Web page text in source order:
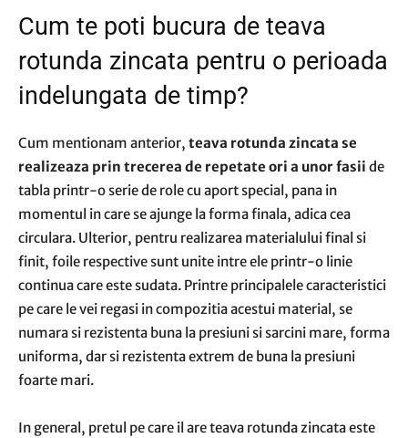
Cum te poti bucura de teava
rotunda zincata pentru o perioada
indelungata de timp?
Cum mentionam anterior, teava rotunda zincata se
realizeaza prin trecerea de repetate ori a unor fasii de
tabla printr-o serie de role cu aport special, pana in
momentul in care se ajunge la forma finala, adica cea
circulara. Ulterior, pentru realizarea materialului final si
finit, foile respective sunt unite intre ele printr-o linie
continua care este sudata. Printre principalele caracteristici
pe care le vei regasi in compozitia acestui material, se
numara si rezistenta buna la presiuni si sarcini mare, forma
uniforma, dar si rezistenta extrem de buna la presiuni
foarte mari.
In general, pretul pe care il are teava rotunda zincata este